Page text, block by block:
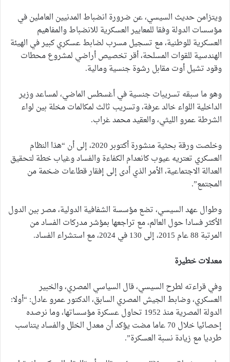
ويتزامن حديث السيسي، عن ضرورة انضباط المدنيين العاملين في
مؤسسات الدولة وفقا للمعايير العسكرية للانضباط والمفاهيم
العسكرية للوطنية، مع تسجيل مسرب لضابط عسكري كبير في الهيئة
الهندسية للقوات المسلحة، أقر تخصيص أراضي لمشروع محطات
وقود تشيل أوت مقابل رشوة جنسية ومالية.
وهو ما سبقه تسريبات جنسية في أغسطس الماضي، لمساعد وزير
الداخلية اللواء خالد عرفة، وتسريب ثالث لمكالمات مخلة بين لواء
الشرطة عمرو الليثي، والعقيد محمد غراب.
وخلصت ورقة بحثية منشورة أكتوبر 2020، إلى أن “هذا النظام
العسكري تعتريه عيوب كانعدام الكفاءة والفساد وغياب خطة لتحقيق
العدالة الاجتماعية، الأمر الذي أدى إلى إفقار قطاعات ضخمة من
المجتمع”.
وطوال عهد السيسي، تضع مؤسسة الشفافية الدولية، مصر بين الدول
الأكثر فسادا حول العالم، مع تراجعها بمؤشر مدركات الفساد من
المرتبة 88 عام 2015، إلى 130 في 2024، مع استشراء الفساد.
معدلات خطيرة
وفي قراءته لطرح السيسي، قال السياسي المصري، والخبير
العسكري، وضابط الجيش المصري السابق، الدكتور عمرو عادل: “أولا:
الدولة المصرية منذ 1952 تحاول عسكرة مؤسساتها، وما نرصده
إحصائيا خلال 70 عاما مضت يؤكد أن معدل الخلل والفساد يتناسب
طرديا مع زيادة نسبة العسكرة”.